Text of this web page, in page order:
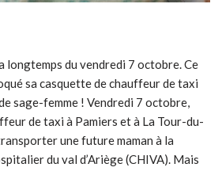
longtemps du vendredi 7 octobre. Ce
sa casquette de chauffeur de taxi
sage-femme ! Vendredi 7 octobre,
de taxi à Pamiers et à La Tour-du-
une future maman à la
du val d’Ariège (CHIVA). Mais